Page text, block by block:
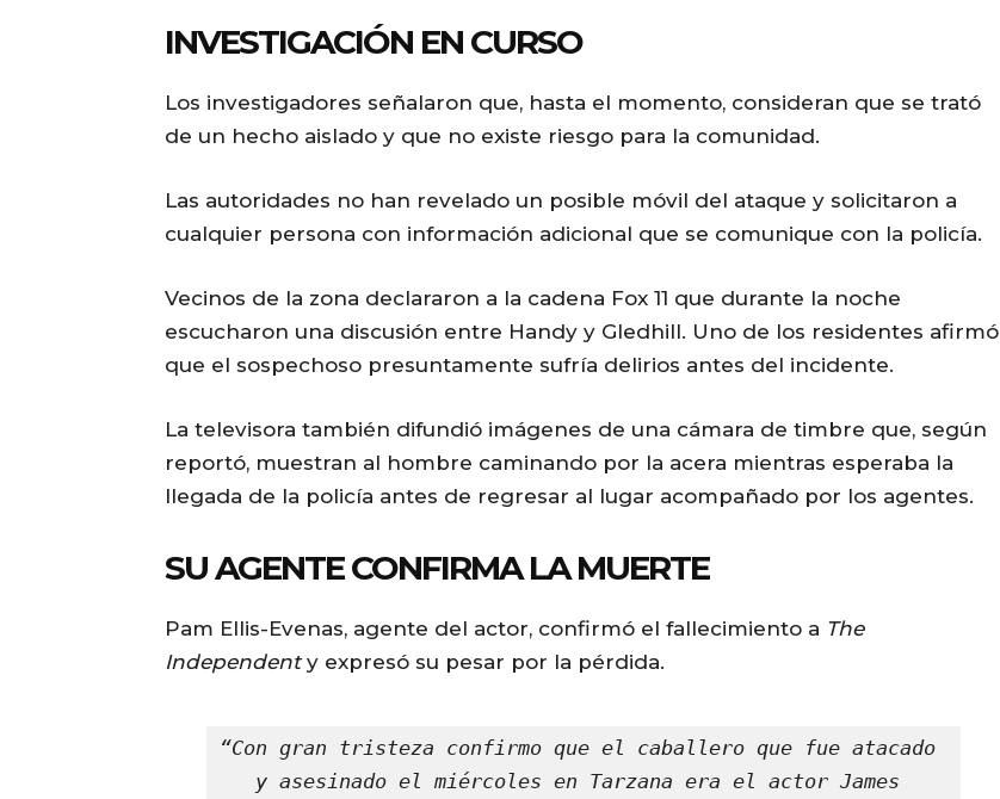
INVESTIGACIÓN EN CURSO
Los investigadores señalaron que, hasta el momento, consideran que se trató
de un hecho aislado y que no existe riesgo para la comunidad.
Las autoridades no han revelado un posible móvil del ataque y solicitaron a
cualquier persona con información adicional que se comunique con la policía.
Vecinos de la zona declararon a la cadena Fox 11 que durante la noche
escucharon una discusión entre Handy y Gledhill. Uno de los residentes afirmó
que el sospechoso presuntamente sufría delirios antes del incidente.
La televisora también difundió imágenes de una cámara de timbre que, según
reportó, muestran al hombre caminando por la acera mientras esperaba la
llegada de la policía antes de regresar al lugar acompañado por los agentes.
SU AGENTE CONFIRMA LA MUERTE
Pam Ellis-Evenas, agente del actor, confirmó el fallecimiento a The
Independenty expresó su pesar por la pérdida.
“Con gran tristeza confirmo que el caballero que fue atacado
y asesinado el miércoles en Tarzana era el actor James